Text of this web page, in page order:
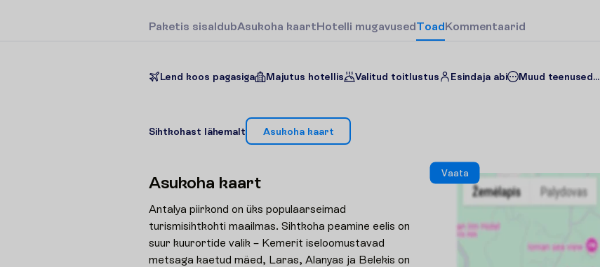
Paketis sisaldubAsukoha kaartHotelli mugavusedToadKommentaarid
Lend koos pagasiga Majutus hotellis Valitud toitlustus Esindaja abi Muud teenused...
Sihtkohast lähemalt Asukoha kaart
Asukoha kaart
Antalya piirkond on üks populaarseimad
turismisihtkohti maailmas. Sihtkoha peamine eelis on
suur kuurortide valik – Kemerit iseloomustavad
metsaga kaetud mäed, Laras, Alanyas ja Belekis on
Vaata